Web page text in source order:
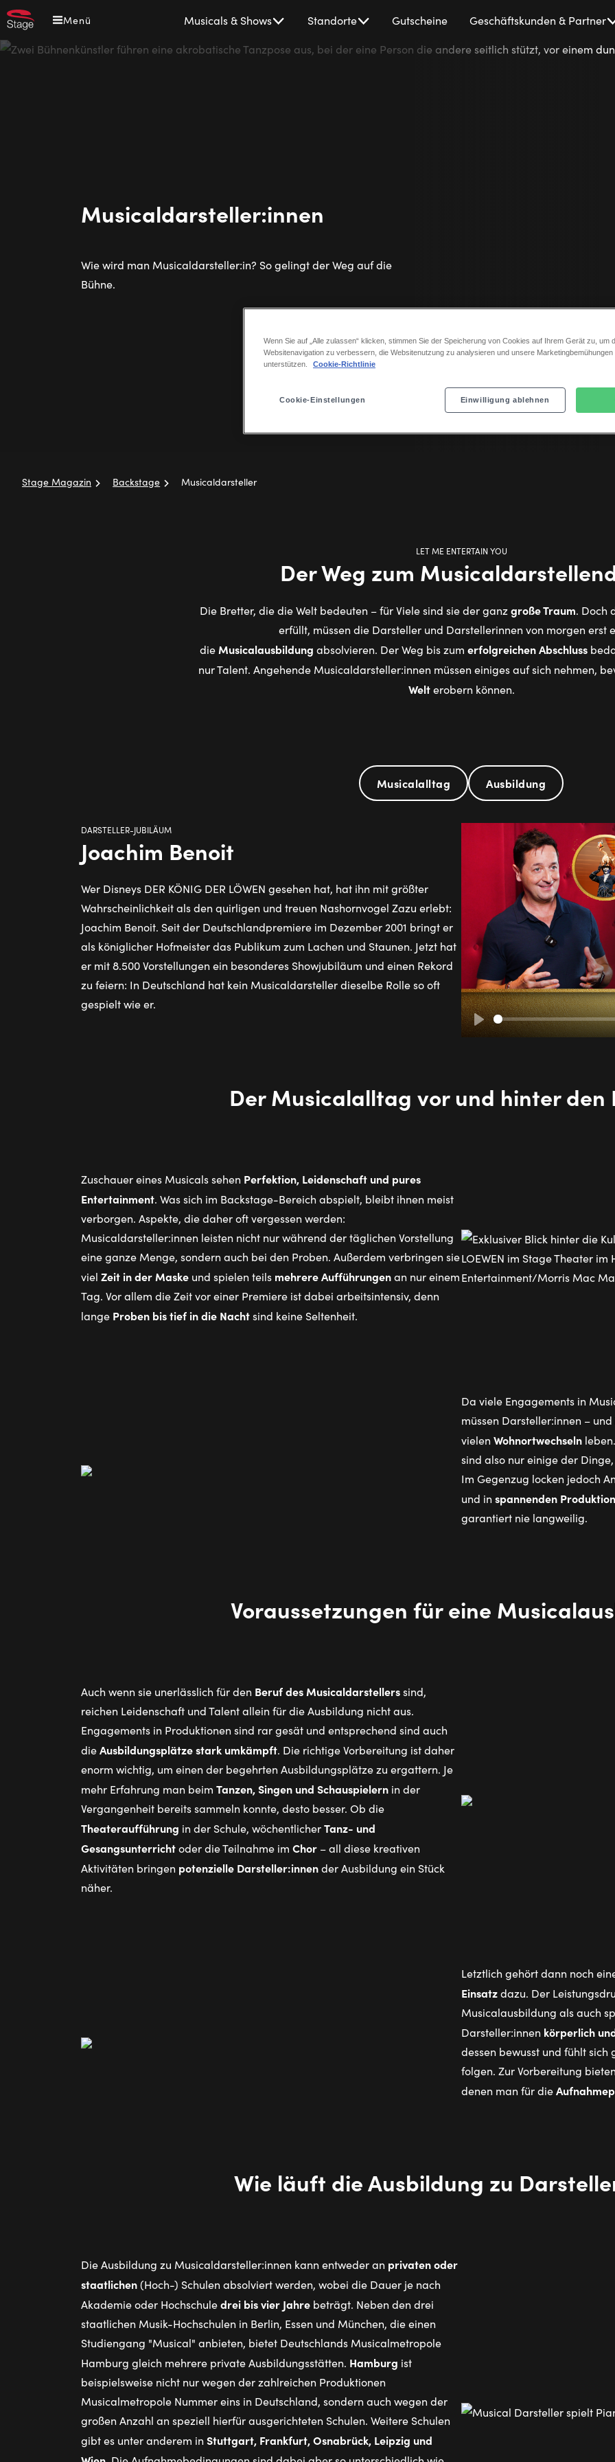
Direkt
zum
Inhalt
Menü
navigation
Musicals & Shows Standorte Gutscheine Geschäftskunden & Partner
Musicaldarsteller:innen
Wie wird man Musicaldarsteller:in? So gelingt der Weg auf die
Bühne.
Pfadnavigation
Stage Magazin Backstage Musicaldarsteller
LET ME ENTERTAIN YOU
Der Weg zum
Die Bretter, die die Welt bedeuten – für Viele sind sie der ganzgroße Traum. Doch
erfüllt, müssen die Darsteller und Darstellerinnen von morgen erst
die Musicalausbildung absolvieren. Der Weg bis zum erfolgreichen Abschluss
nur Talent. Angehende Musicaldarsteller:innen müssen einiges auf sich nehmen,
Welterobern können.
Musicalalltag Ausbildung
DARSTELLER-JUBILÄUM
Joachim Benoit
Wer Disneys DER KÖNIG DER LÖWEN gesehen hat, hat ihn mit größter
Wahrscheinlichkeit als den quirligen und treuen Nashornvogel Zazu erlebt:
Joachim Benoit. Seit der Deutschlandpremiere im Dezember 2001 bringt er
als königlicher Hofmeister das Publikum zum Lachen und Staunen. Jetzt hat
er mit 8.500 Vorstellungen ein besonderes Showjubiläum und einen Rekord
zu feiern: In Deutschland hat kein Musicaldarsteller dieselbe Rolle so oft
gespielt wie er.
Play
Der Mu­si­cal­all­tag vor und hin­ter den
Zuschauer eines Musicals sehen Perfektion, Leidenschaft und pures
Entertainment. Was sich im Backstage-Bereich abspielt, bleibt ihnen meist
verborgen. Aspekte, die daher oft vergessen werden:
Musicaldarsteller:innen leisten nicht nur während der täglichen Vorstellung
eine ganze Menge, sondern auch bei den Proben. Außerdem verbringen sie
viel Zeit in der Maske und spielen teils mehrere Aufführungenan nur einem
Tag. Vor allem die Zeit vor einer Premiere ist dabei arbeitsintensiv, denn
lange Proben bis tief in die Nachtsind keine Seltenheit.
Da viele Engagements in
müssen Darsteller:innen –
vielen Wohnortwechseln
sind also nur einige der
Im Gegenzug locken jedoch
und in spannenden
garantiert nie langweilig.
Vor­aus­set­zun­gen für eine
Auch wenn sie unerlässlich für den Beruf des Musicaldarstellerssind,
reichen Leidenschaft und Talent allein für die Ausbildung nicht aus.
Engagements in Produktionen sind rar gesät und entsprechend sind auch
dieAusbildungsplätze stark umkämpft. Die richtige Vorbereitung ist daher
enorm wichtig, um einen der begehrten Ausbildungsplätze zu ergattern. Je
mehr Erfahrung man beim Tanzen, Singen und Schauspielern in der
Vergangenheit bereits sammeln konnte, desto besser. Ob die
Theateraufführung in der Schule, wöchentlicherTanz- und
Gesangsunterrichtoder die Teilnahme im Chor – all diese kreativen
Aktivitäten bringen potenzielle Darsteller:innender Ausbildung ein Stück
näher.
Letztlich gehört dann noch
Einsatzdazu. Der
Musicalausbildung als auch
Darsteller:innen körperlich
dessen bewusst und fühlt
folgen. Zur Vorbereitung
denen man für die
Wie läuft die Aus­bil­dung zu
Die Ausbildung zu Musicaldarsteller:innen kann entweder an privaten oder
staatlichen(Hoch-) Schulen absolviert werden, wobei die Dauer je nach
Akademie oder Hochschuledrei bis vier Jahre beträgt. Neben den drei
staatlichen Musik-Hochschulen in Berlin, Essen und München, die einen
Studiengang "Musical" anbieten, bietet Deutschlands Musicalmetropole
Hamburg gleich mehrere private Ausbildungsstätten. Hamburg ist
beispielsweise nicht nur wegen der zahlreichen Produktionen
Musicalmetropole Nummer eins in Deutschland, sondern auch wegen der
großen Anzahl an speziell hierfür ausgerichteten Schulen. Weitere Schulen
gibt es unter anderem in Stuttgart, Frankfurt, Osnabrück, Leipzig und
Wenn Sie auf „Alle zulassen“ klicken, stimmen Sie der Speicherung von Cookies auf Ihrem Gerät zu, um
Websitenavigation zu verbessern, die Websitenutzung zu analysieren und unsere Marketingbemühungen
unterstützen.
Cookie-Richtlinie
Cookie-Einstellungen Einwilligung ablehnen